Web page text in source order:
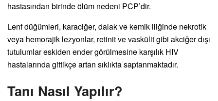
hastasından birinde ölüm nedeni PCP’dir.
Lenf düğümleri, karaciğer, dalak ve kemik iliğinde nekrotik
veya hemorajik lezyonlar, retinit ve vaskülit gibi akciğer dışı
tutulumlar eskiden ender görülmesine karşılık HIV
hastalarında gittikçe artan sıklıkta saptanmaktadır.
Tanı Nasıl Yapılır?